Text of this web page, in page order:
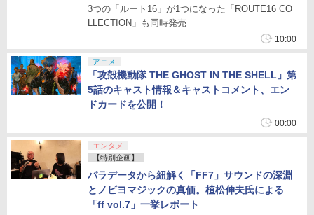
3つの「ルート16」が1つになった「ROUTE16 CO
LLECTION」も同時発売
10:00
アニメ
「攻殻機動隊 THE GHOST IN THE SHELL」第
5話のキャスト情報＆キャストコメント、エン
ドカードを公開！
00:00
エンタメ
【特別企画】
パラデータから紐解く「FF7」サウンドの深淵
とノビヨマジックの真価。植松伸夫氏による
「ff vol.7」一挙レポート